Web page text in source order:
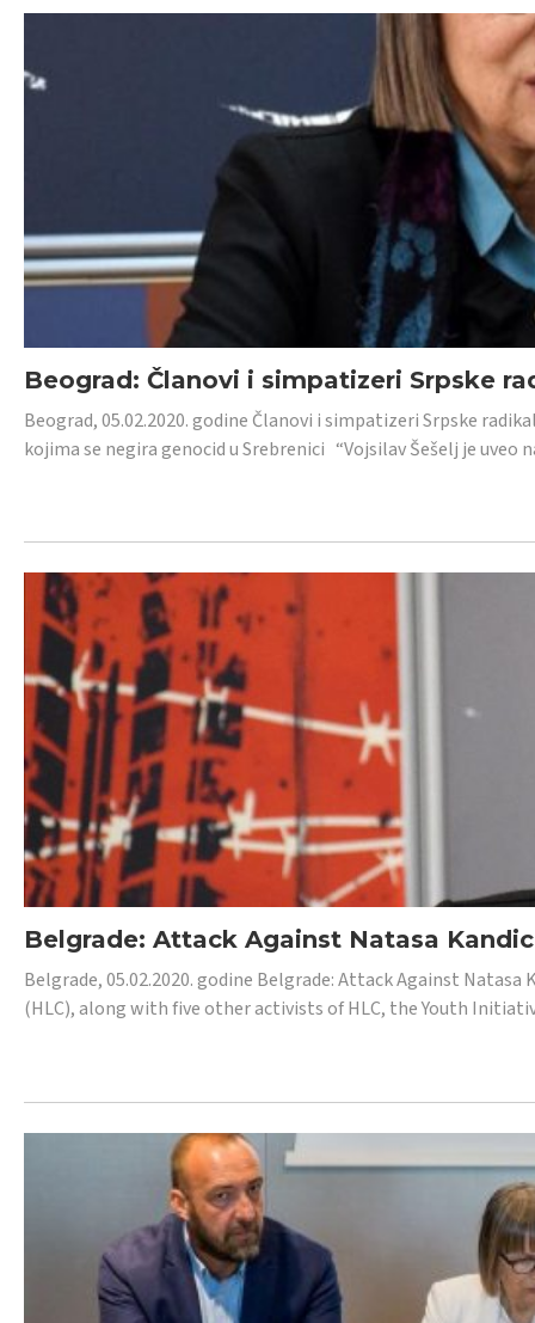
Beograd: Članovi i simpatizeri Srpske
Beograd, 05.02.2020. godine Članovi i simpatizeri Srpske
kojima se negira genocid u Srebrenici “Vojsilav Šešelj je uveo
Belgrade: Attack Against Natasa
Belgrade, 05.02.2020. godine Belgrade: Attack Against
(HLC), along with five other activists of HLC, the Youth